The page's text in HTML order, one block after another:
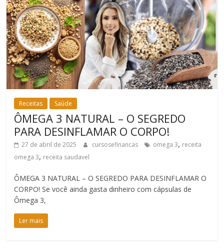
Receitas Saúde
ÔMEGA 3 NATURAL – O SEGREDO
PARA DESINFLAMAR O CORPO!
27 de abril de 2025 cursosefinancas omega 3, receita
omega 3, receita saudavel
ÔMEGA 3 NATURAL – O SEGREDO PARA DESINFLAMAR O
CORPO! Se você ainda gasta dinheiro com cápsulas de
Ômega 3,
Ler mais